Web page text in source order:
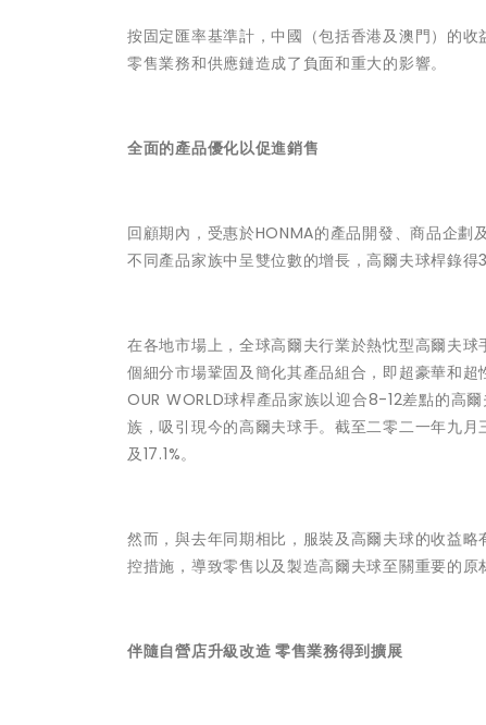
按固定匯率基準計，中國（包括香港及澳門）的
零售業務和供應鏈造成了負面和重大的影響。
全面的產品優化以促進銷售
回顧期內，受惠於HONMA的產品開發、商品企
不同產品家族中呈雙位數的增長，高爾夫球桿錄得
在各地市場上，全球高爾夫行業於熱忱型高爾夫
個細分市場鞏固及簡化其產品組合，即超豪華和
OUR WORLD球桿產品家族以迎合8-12差點的高
族，吸引現今的高爾夫球手。截至二零二一年九月
及17.1%。
然而，與去年同期相比，服裝及高爾夫球的收益
控措施，導致零售以及製造高爾夫球至關重要的原
伴隨自營店升級改造 零售業務得到擴展